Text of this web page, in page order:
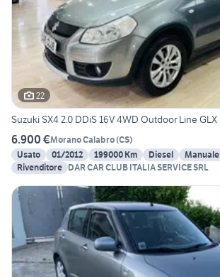
22
Suzuki SX4 2.0 DDiS 16V 4WD Outdoor Line GLX
6.900 €Morano Calabro(CS)
Usato
01/2012 199000 Km Diesel Manuale
Rivenditore DAR CAR CLUB ITALIA SERVICE SRL